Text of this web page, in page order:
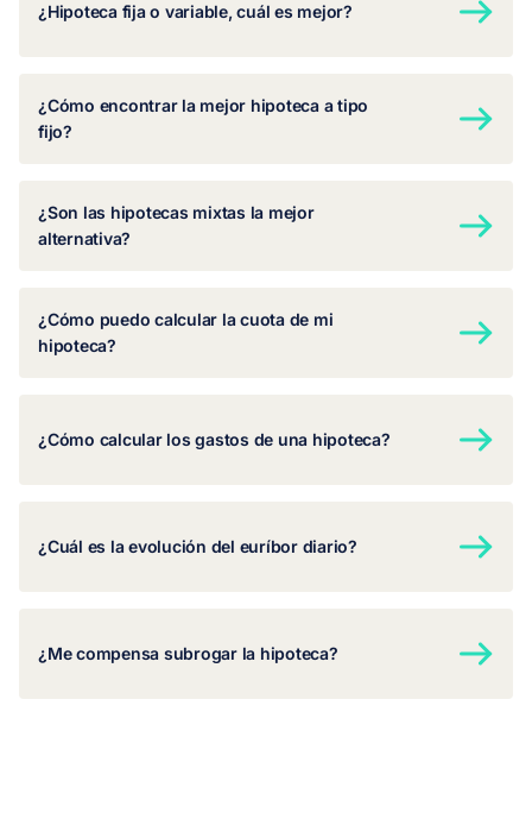
¿Hipoteca fija o variable, cuál es mejor?
¿Cómo encontrar la mejor hipoteca a tipo
fijo?
¿Son las hipotecas mixtas la mejor
alternativa?
¿Cómo puedo calcular la cuota de mi
hipoteca?
¿Cómo calcular los gastos de una hipoteca?
¿Cuál es la evolución del euríbor diario?
¿Me compensa subrogar la hipoteca?